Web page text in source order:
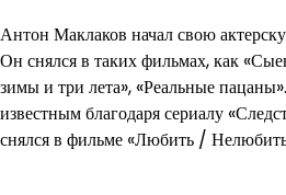
Антон Маклаков начал свою
Он снялся в таких фильмах, как
зимы и три лета», «Реальные
известным благодаря сериалу
снялся в фильме «Любить /